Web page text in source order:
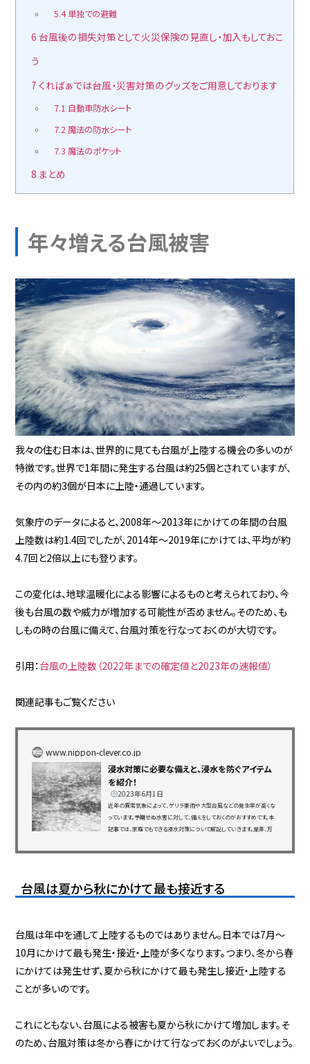
5.4単独での避難
6 台風後の損失対策として火災保険の見直し・加入もしておこ
う
7 くればぁでは台風・災害対策のグッズをご用意しております
7.1 自動車防水シート
7.2魔法の防水シート
7.3 魔法のポケット
8 まとめ
年々増える台風被害
我々の住む日本は、世界的に見ても台風が上陸する機会の多いのが
特徴です。世界で1年間に発生する台風は約25個とされていますが、
その内の約3個が日本に上陸・通過しています。
気象庁のデータによると、2008年〜2013年にかけての年間の台風
上陸数は約1.4回でしたが、2014年〜2019年にかけては、平均が約
4.7回と2倍以上にも登ります。
この変化は、地球温暖化による影響によるものと考えられており、今
後も台風の数や威力が増加する可能性が否めません。そのため、も
しもの時の台風に備えて、台風対策を行なっておくのが大切です。
引用： 台風の上陸数（2022年までの確定値と2023年の速報値）
関連記事もご覧ください
www.nippon-clever.co.jp
浸水対策に必要な備えと、浸水を防ぐアイテム
を紹介！
2023年6月1日
近年の異常気象によって、ゲリラ豪雨や大型台風などの発生率が高くな
っています。予期せぬ水害に対して、備えをしておくのがおすすめです。本
記事では、家庭でもできる浸水対策について解説していきます。是非、万
な水害はどういった時に起こ...
台風は夏から秋にかけて最も接近する
台風は年中を通して上陸するものではありません。日本では7月〜
10月にかけて最も発生・接近・上陸が多くなります。つまり、冬から春
にかけては発生せず、夏から秋にかけて最も発生し接近・上陸する
ことが多いのです。
これにともない、台風による被害も夏から秋にかけて増加します。そ
のため、台風対策は冬から春にかけて行なっておくのがよいでしょう。